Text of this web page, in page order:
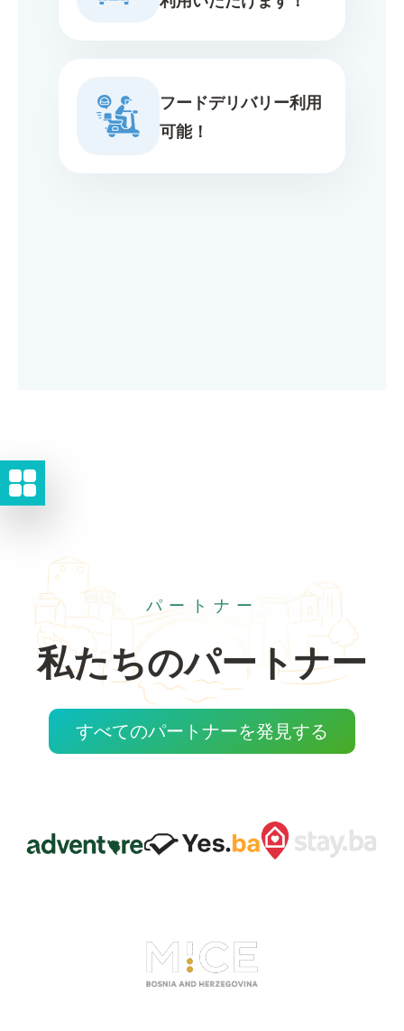
フードデリバリー利用
可能！
パートナー
私たちのパートナー
すべてのパートナーを発見する